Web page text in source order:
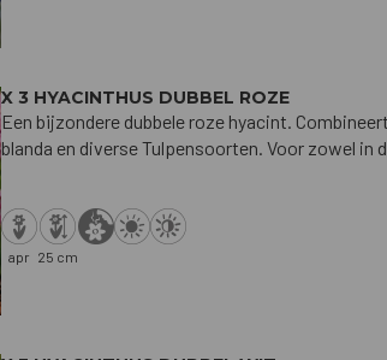
X 3 HYACINTHUS DUBBEL ROZE
Een bijzondere dubbele roze hyacint.
blanda en diverse Tulpensoorten. Voor zowel in
apr 25 cm